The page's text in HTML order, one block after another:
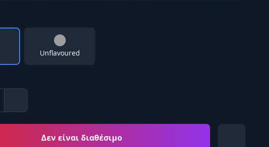
Unflavoured
Δεν είναι διαθέσιμο